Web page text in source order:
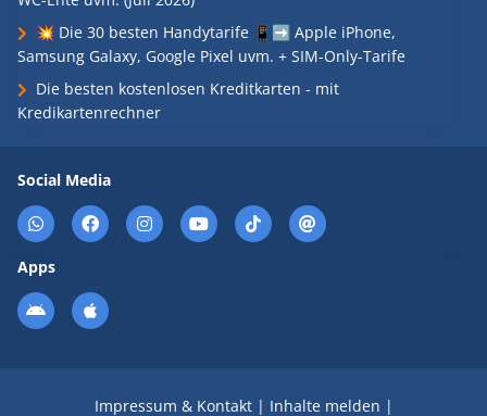
💥 Die 30 besten Handytarife 📱➡️ Apple iPhone,
Samsung Galaxy, Google Pixel uvm. + SIM-Only-Tarife
Die besten kostenlosen Kreditkarten - mit
Kredikartenrechner
Social Media
Apps
Impressum & Kontakt| Inhalte melden |